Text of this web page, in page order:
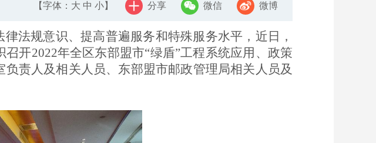
分享 微信 微博
【字体： 大 中 小】
法规意识、提高普遍服务和特殊服务水平，近日，
召开2022年全区东部盟市“绿盾”工程系统应用、政策
负责人及相关人员、东部盟市邮政管理局相关人员及